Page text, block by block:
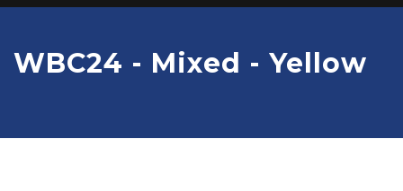
WBC24 - Mixed - Yellow